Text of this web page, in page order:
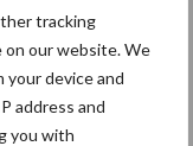
tracking
our website. We
your device and
address and
you with
toekomst”